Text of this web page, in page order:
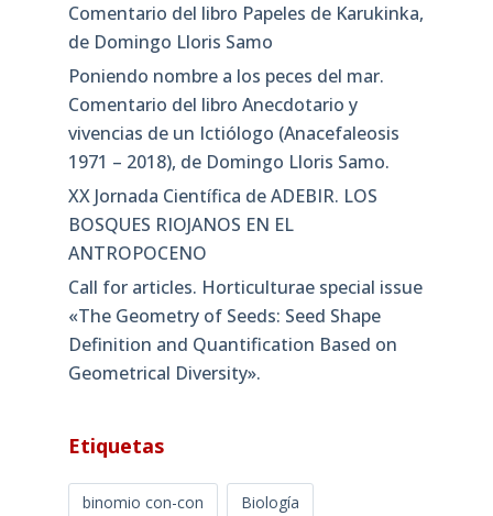
Comentario del libro Papeles de Karukinka,
de Domingo Lloris Samo
Poniendo nombre a los peces del mar.
Comentario del libro Anecdotario y
vivencias de un Ictiólogo (Anacefaleosis
1971 – 2018), de Domingo Lloris Samo.
XX Jornada Científica de ADEBIR. LOS
BOSQUES RIOJANOS EN EL
ANTROPOCENO
Call for articles. Horticulturae special issue
«The Geometry of Seeds: Seed Shape
Definition and Quantification Based on
Geometrical Diversity»​.
Etiquetas
binomio con-con Biología